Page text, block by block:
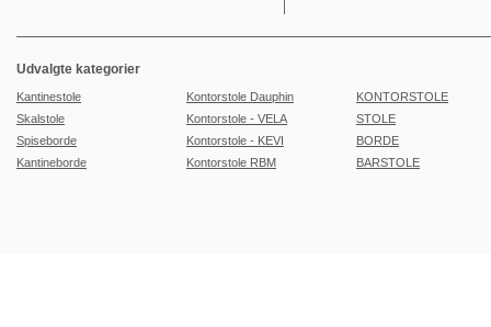
Udvalgte kategorier
Kantinestole
Skalstole
Spiseborde
Kantineborde
Kontorstole Dauphin
Kontorstole - VELA
Kontorstole - KEVI
Kontorstole RBM
KONTORSTOLE
STOLE
BORDE
BARSTOLE